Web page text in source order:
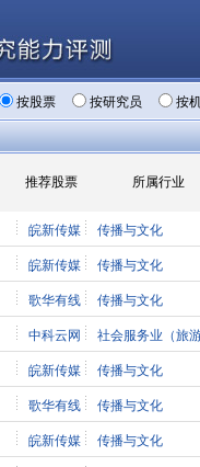
按股票 按研究员 按
推荐股票 所属行业
皖新传媒 传播与文化
皖新传媒 传播与文化
歌华有线 传播与文化
中科云网 社会服务业（旅
皖新传媒 传播与文化
歌华有线 传播与文化
皖新传媒 传播与文化